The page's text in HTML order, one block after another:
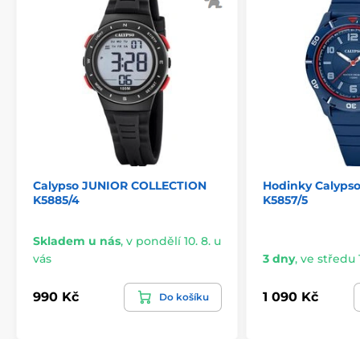
Calypso JUNIOR COLLECTION
K5885/4
Skladem u nás, v pondělí 10. 8. u
vás
990 Kč Do košíku
Hodinky
K5857/5
3 dny, ve středu
1 090 Kč